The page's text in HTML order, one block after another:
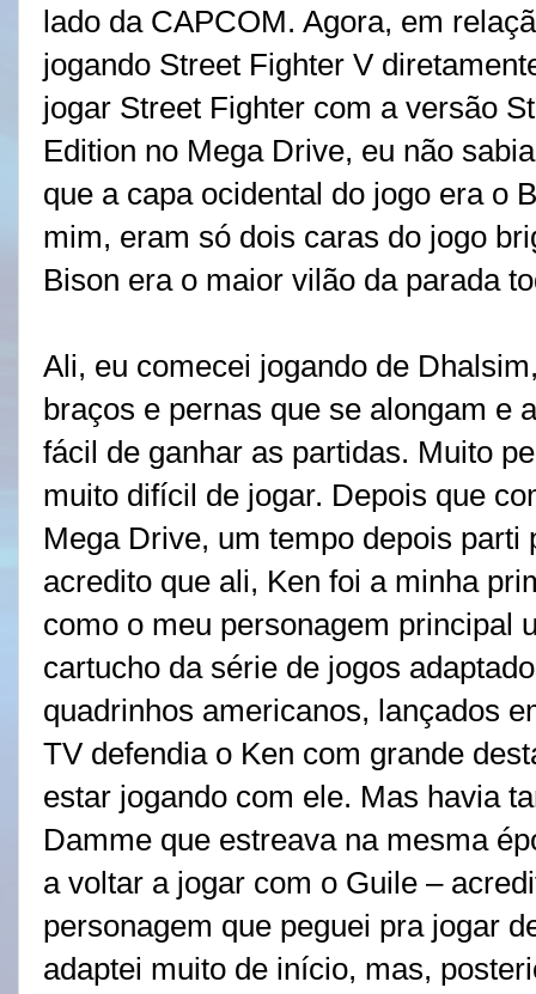
lado da CAPCOM. Agora, em
jogando Street Fighter V
jogar Street Fighter com a versão
Edition no Mega Drive, eu não
que a capa ocidental do jogo era o
mim, eram só dois caras do jogo
Bison era o maior vilão da parada
Ali, eu comecei jogando de
braços e pernas que se alongam e
fácil de ganhar as partidas. Muito
muito difícil de jogar. Depois que
Mega Drive, um tempo depois
acredito que ali, Ken foi a minha
como o meu personagem principal
cartucho da série de jogos
quadrinhos americanos, lançados
TV defendia o Ken com grande
estar jogando com ele. Mas havia
Damme que estreava na mesma
a voltar a jogar com o Guile –
personagem que peguei pra jogar
adaptei muito de início, mas,